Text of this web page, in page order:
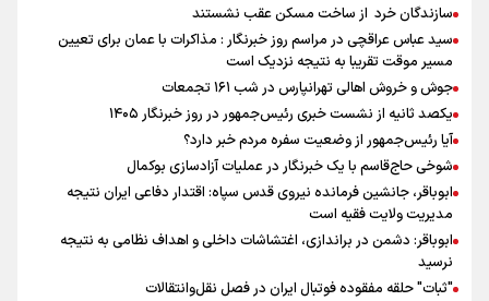
سازندگان خرد از ساخت مسکن عقب نشستند
سید عباس عراقچی در مراسم روز خبرنگار : مذاکرات با عمان برای تعیین
مسیر موقت تقریبا به نتیجه نزدیک است
جوش و خروش اهالی تهرانپارس در شب ۱۶۱ تجمعات
یکصد ثانیه از نشست خبری رئیس‌جمهور در روز خبرنگار ۱۴۰۵
آیا رئیس‌جمهور از وضعیت سفره مردم خبر دارد؟
شوخی حاج‌قاسم با یک خبرنگار در عملیات آزادسازی بوکمال
ابوباقر، جانشین فرمانده نیروی قدس سپاه: اقتدار دفاعی ایران نتیجه
مدیریت ولایت فقیه است
ابوباقر: دشمن در براندازی، اغتشاشات داخلی و اهداف نظامی به نتیجه
نرسید
"ثبات" حلقه مفقوده فوتبال ایران در فصل نقل‌وانتقالات